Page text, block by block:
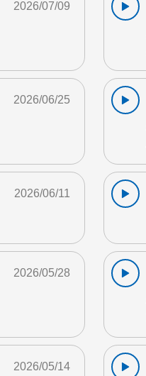
2026/07/09
2026/06/25
2026/06/11
2026/05/28
2026/05/14